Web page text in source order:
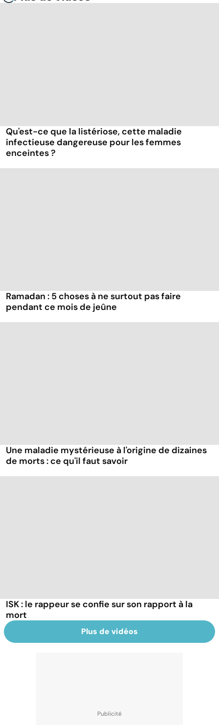
Qu'est-ce que la listériose, cette maladie
infectieuse dangereuse pour les femmes
enceintes ?
Ramadan : 5 choses à ne surtout pas faire
pendant ce mois de jeûne
Une maladie mystérieuse à l'origine de dizaines
de morts : ce qu'il faut savoir
ISK : le rappeur se confie sur son rapport à la
mort
Plus de vidéos